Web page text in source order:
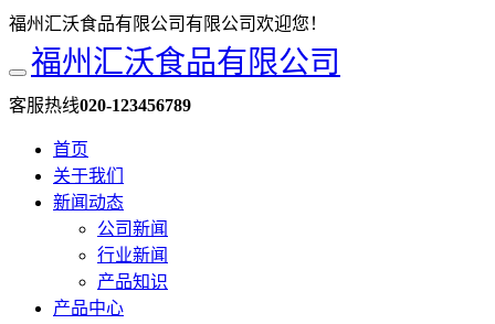
福州汇沃食品有限公司有限公司欢迎您！
福州汇沃食品有限公司
客服热线020-123456789
首页
关于我们
新闻动态
公司新闻
行业新闻
产品知识
产品中心